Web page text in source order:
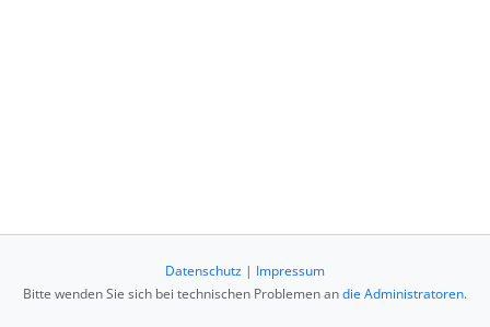
Datenschutz | Impressum
Bitte wenden Sie sich bei technischen Problemen andie Administratoren.